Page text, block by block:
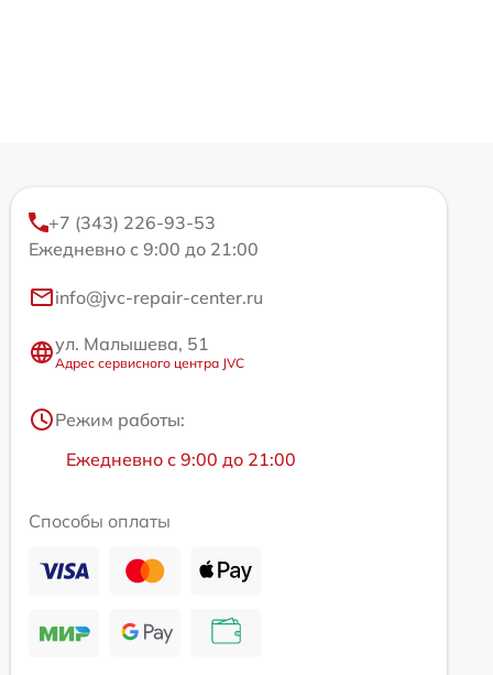
+7 (343) 226-93-53
Ежедневно с 9:00 до 21:00
info@jvc-repair-center.ru
ул. Малышева, 51
Адрес сервисного центра JVC
Режим работы:
Ежедневно с 9:00 до 21:00
Способы оплаты